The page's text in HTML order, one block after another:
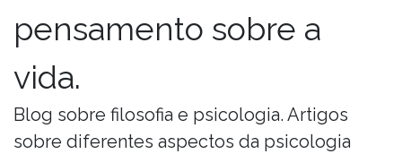
pensamento sobre a
vida.
Blog sobre filosofia e psicologia. Artigos
sobre diferentes aspectos da psicologia